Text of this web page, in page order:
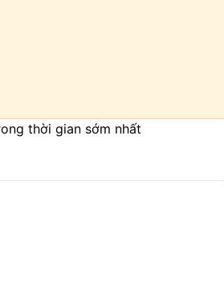
thời gian sớm nhất